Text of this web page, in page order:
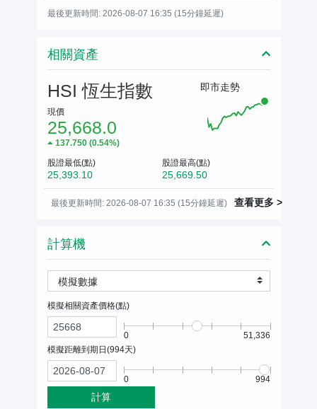
最後更新時間: 2026-08-07 16:35 (15分鐘延遲)
相關資產
HSI 恆生指數
現價
25,668.0
137.750(0.54%)
即市走勢
股證最低(點)
25,393.10
股證最高(點)
25,669.50
最後更新時間: 2026-08-07 16:35 (15分鐘延遲) 查看更多 >
計算機
模擬數據
模擬相關資產價格(點)
0
51,336
模擬距離到期日(994天)
0 994
計算